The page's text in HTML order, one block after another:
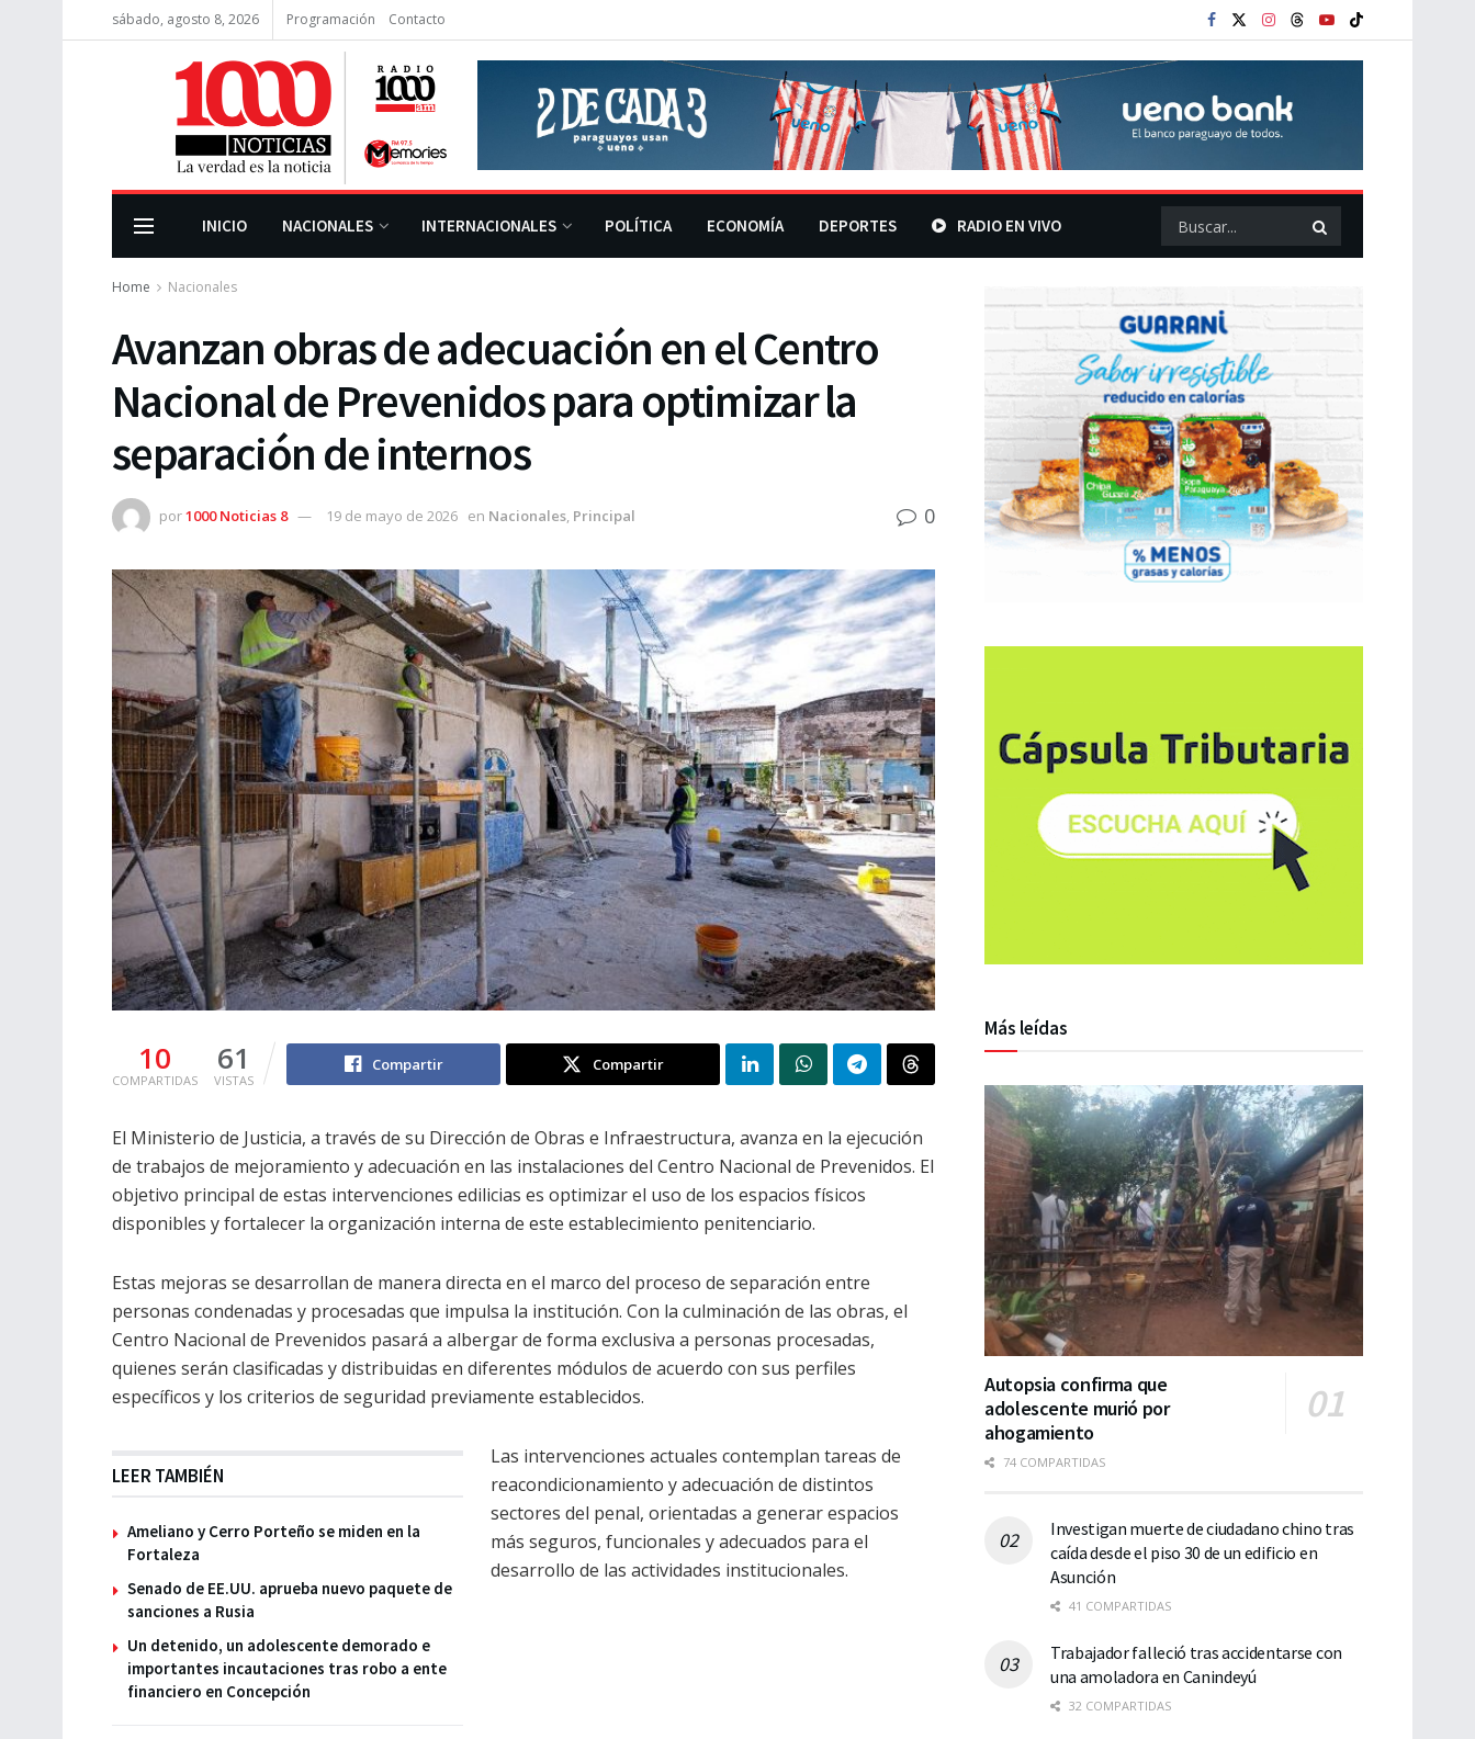
sábado, agosto 8, 2026 Programación Contacto
INICIO NACIONALES INTERNACIONALES POLÍTICA ECONOMÍA DEPORTES RADIO EN VIVO
Home Nacionales
Avanzan obras de adecuación en el Centro
Nacional de Prevenidos para optimizar la
separación de internos
por1000 Noticias 8 19 de mayo de 2026 en Nacionales, Principal 0
10
COMPARTIDAS
61
VISTAS
Compartir Compartir
El Ministerio de Justicia, a través de su Dirección de Obras e Infraestructura, avanza en la ejecución
de trabajos de mejoramiento y adecuación en las instalaciones del Centro Nacional de Prevenidos. El
objetivo principal de estas intervenciones edilicias es optimizar el uso de los espacios físicos
disponibles y fortalecer la organización interna de este establecimiento penitenciario.
Estas mejoras se desarrollan de manera directa en el marco del proceso de separación entre
personas condenadas y procesadas que impulsa la institución. Con la culminación de las obras, el
Centro Nacional de Prevenidos pasará a albergar de forma exclusiva a personas procesadas,
quienes serán clasificadas y distribuidas en diferentes módulos de acuerdo con sus perfiles
específicos y los criterios de seguridad previamente establecidos.
LEER TAMBIÉN
Ameliano y Cerro Porteño se miden en la
Fortaleza
Senado de EE.UU. aprueba nuevo paquete de
sanciones a Rusia
Un detenido, un adolescente demorado e
importantes incautaciones tras robo a ente
financiero en Concepción
Las intervenciones actuales contemplan tareas de
reacondicionamiento y adecuación de distintos
sectores del penal, orientadas a generar espacios
más seguros, funcionales y adecuados para el
desarrollo de las actividades institucionales.
Más leídas
Autopsia confirma que
adolescente murió por
ahogamiento
74 COMPARTIDAS
Investigan muerte de ciudadano chino tras
caída desde el piso 30 de un edificio en
Asunción
41 COMPARTIDAS
Trabajador falleció tras accidentarse con
una amoladora en Canindeyú
32 COMPARTIDAS